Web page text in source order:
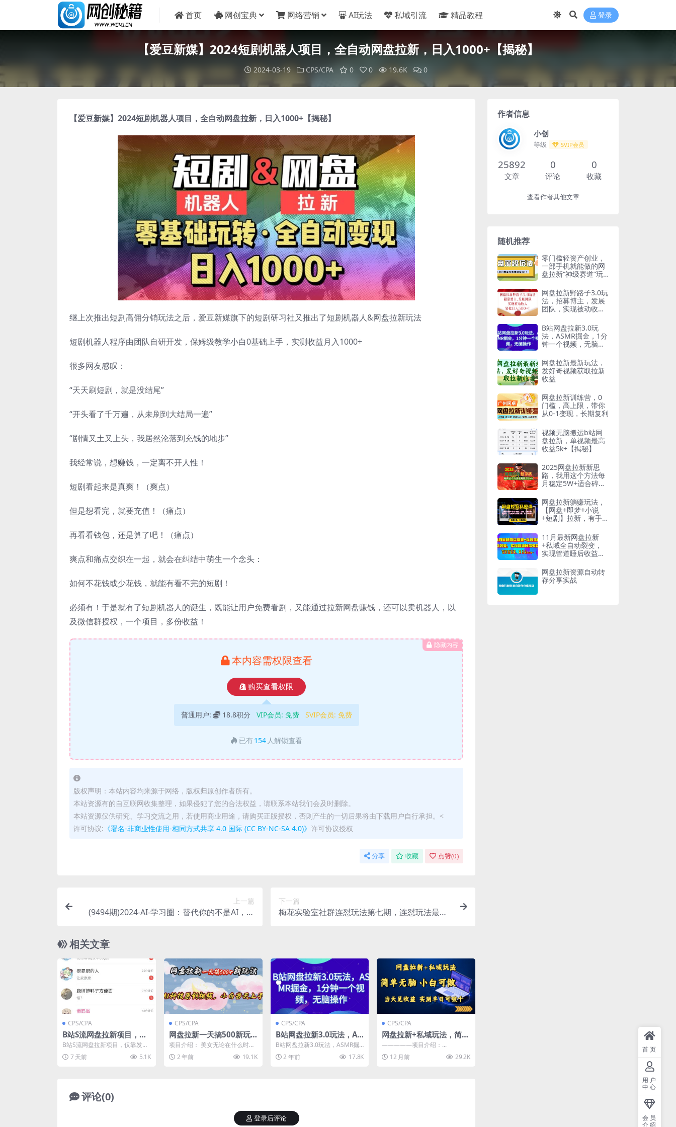
首页 网创宝典 网络营销 AI玩法 私域引流 精品教程 登录
【爱豆新媒】2024短剧机器人项目，全自动网盘拉新，日入1000+【揭秘】
2024-03-19 CPS/CPA 0 0 19.6K 0
【爱豆新媒】 2024短剧机器人项目 ，全自动网盘拉新，日入1000+【揭秘】
继上次推出短剧高佣分销玩法之后，爱豆新媒旗下的短剧研习社又推出了短剧机器人&网盘拉新玩法
短剧机器人程序由团队自研开发，保姆级教学小白0基础上手，实测收益月入1000+
很多网友感叹：
“天天刷短剧，就是没结尾”
“开头看了千万遍，从未刷到大结局一遍”
“剧情又土又上头，我居然沦落到充钱的地步”
我经常说，想赚钱，一定离不开人性！
短剧看起来是真爽！（爽点）
但是想看完，就要充值！（痛点）
再看看钱包，还是算了吧！（痛点）
爽点和痛点交织在一起，就会在纠结中萌生一个念头：
如何不花钱或少花钱，就能有看不完的短剧！
必须有！于是就有了短剧机器人的诞生，既能让用户免费看剧，又能通过拉新网盘赚钱，还可以卖机器人，以
及微信群授权，一个项目，多份收益！
隐藏内容
本内容需权限查看
购买查看权限
普通用户: 18.8积分 VIP会员: 免费 SVIP会员: 免费
已有 154 人解锁查看
版权声明：本站内容均来源于网络，版权归原创作者所有。
本站资源有的自互联网收集整理，如果侵犯了您的合法权益，请联系本站我们会及时删除。
本站资源仅供研究、学习交流之用，若使用商业用途，请购买正版授权，否则产生的一切后果将由下载用户自行承担。<
许可协议: 《署名-非商业性使用-相同方式共享 4.0 国际 (CC BY-NC-SA 4.0)》 许可协议授权
分享 收藏 点赞(0)
上一篇
(9494期)2024-AI-学习圈：替代你的不是AI，而
下一篇
梅花实验室社群连怼玩法第七期，连怼玩法最
相关文章
CPS/CPA
B站S流网盘拉新项目，仅
靠发布美女视频做网盘拉
新，就收入8W+收益，同
时涨粉38w
B站S流网盘拉新项目，仅靠发布
美女视频做网盘拉新，就收入8W
+收益，同时涨粉38...
7 天前 5.1K
CPS/CPA
网盘拉新一天搞500新玩
法，Ai科技原创视频，小
白当天上手
项目介绍： 美女无论在什么时
间，什么平台都是流量密码，这
类账号不仅涨粉速度快，变...
2 年前 19.1K
CPS/CPA
B站网盘拉新3.0玩法，AS
MR掘金，1分钟一个视
频，无脑操作【揭秘】
B站网盘拉新3.0玩法，ASMR掘
金，1分钟一个视频，无脑操作
【揭秘】 ASMR...
2 年前 17.8K
CPS/CPA
网盘拉新+私域玩法，简单
无脑，小白可做，当天见
收益，实测单日可破千
—————项目介绍：...
12 月前
29.2K
评论(0)
登录后评论
作者信息
小创
等级 SVIP会员
25892
文章
0
评论
0
收藏
查看作者其他文章
随机推荐
零门槛轻资产创业，
一部手机就能做的网
盘拉新“神级赛道”玩
000+
网盘拉新野路子3.0玩
法，招募博主，发展
团队，实现被动收
【揭秘】
B站网盘拉新3.0玩
法，ASMR掘金，1分
钟一个视频，无脑操
网盘拉新最新玩法，
发好奇视频获取拉新
收益
网盘拉新训练营，0
门槛，高上限，带你
从0-1变现，长期复利
视频无脑搬运b站网
盘拉新，单视频最高
收益5k+【揭秘】
2025网盘拉新新思
路，我用这个方法每
月稳定5W+适合碎片
网盘拉新躺赚玩法，
【网盘+即梦+小说
+短剧】拉新，有手
11月最新网盘拉新
+私域全自动裂变，
实现管道睡后收益，
900+
网盘拉新资源自动转
存分享实战
首页
用户
中心
会员
介绍